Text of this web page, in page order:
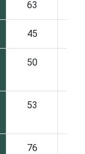
63
45
50
53
76